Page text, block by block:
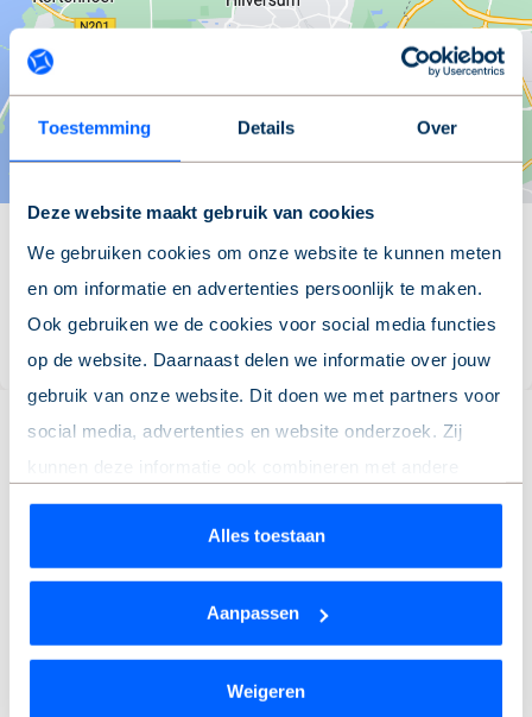
Toestemming Details Over
Deze website maakt gebruik van cookies
We gebruiken cookies om onze website te kunnen meten
en om informatie en advertenties persoonlijk te maken.
Ook gebruiken we de cookies voor social media functies
op de website. Daarnaast delen we informatie over jouw
gebruik van onze website. Dit doen we met partners voor
social media, advertenties en website onderzoek. Zij
kunnen deze informatie ook combineren met andere
informatie die je hebt gedeeld of die ze hebben verzameld
op basis van jouw gebruik van hun services.
Wil je je keuze aanpassen of je toestemming intrekken?
Dat kan op elk moment via de link ‘cookieverklaring’
Alles toestaan
Aanpassen
Weigeren
Heb je interesse?
Bezichtiging plannen
Top woningen